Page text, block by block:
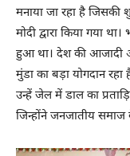
मनाया जा रहा है जिसकी
मोदी द्वारा किया गया
हुआ था। देश की आजादी
मुंडा का बड़ा योगदान
उन्हें जेल में डाल का
जिन्होंने जनजातीय समाज